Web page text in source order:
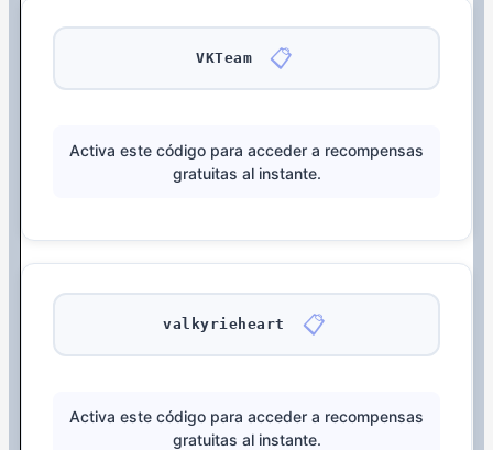
VKTeam 📋
Activa este código para acceder a recompensas
gratuitas al instante.
valkyrieheart 📋
Activa este código para acceder a recompensas
gratuitas al instante.